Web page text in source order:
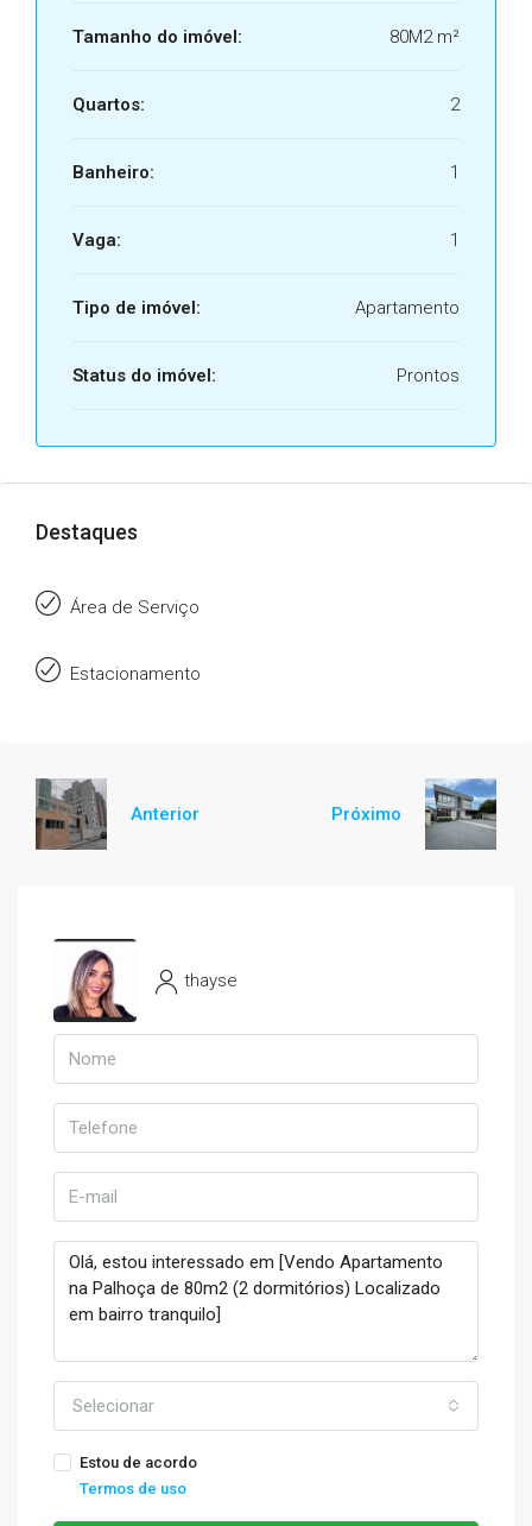
Tamanho do imóvel: 80M2 m²
Quartos: 2
Banheiro: 1
Vaga: 1
Tipo de imóvel: Apartamento
Status do imóvel: Prontos
Destaques
Área de Serviço
Estacionamento
Anterior Próximo
thayse
Selecionar
Estou de acordo
Termos de uso